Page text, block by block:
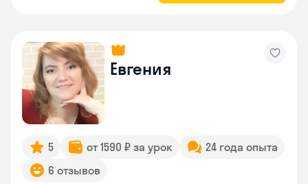
Евгения
5 от 1590 ₽ за урок
24 года опыта
6 отзывов